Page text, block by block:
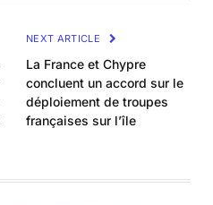
NEXT ARTICLE
La France et Chypre
concluent un accord sur le
déploiement de troupes
françaises sur l’île